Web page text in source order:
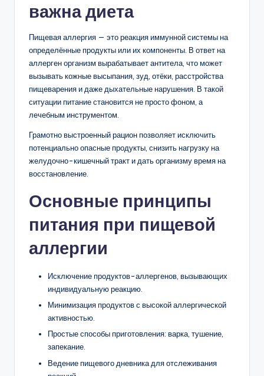
важна диета
Пищевая аллергия — это реакция иммунной системы на
определённые продукты или их компоненты. В ответ на
аллерген организм вырабатывает антитела, что может
вызывать кожные высыпания, зуд, отёки, расстройства
пищеварения и даже дыхательные нарушения. В такой
ситуации питание становится не просто фоном, а
лечебным инструментом.
Грамотно выстроенный рацион позволяет исключить
потенциально опасные продукты, снизить нагрузку на
желудочно-кишечный тракт и дать организму время на
восстановление.
Основные принципы
питания при пищевой
аллергии
Исключение продуктов-аллергенов, вызывающих
индивидуальную реакцию.
Минимизация продуктов с высокой аллергической
активностью.
Простые способы приготовления: варка, тушение,
запекание.
Ведение пищевого дневника для отслеживания